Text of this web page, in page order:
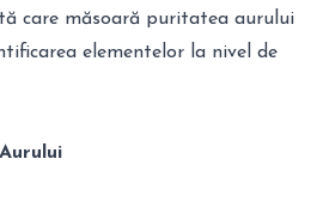
care măsoară puritatea aurului
elementelor la nivel de